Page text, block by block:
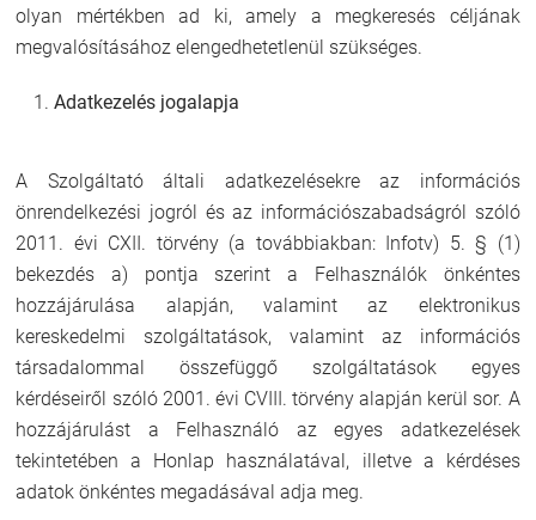
olyan mértékben ad ki, amely a megkeresés céljának
megvalósításához elengedhetetlenül szükséges.
Adatkezelés jogalapja
A Szolgáltató általi adatkezelésekre az információs
önrendelkezési jogról és az információszabadságról szóló
2011. évi CXII. törvény (a továbbiakban: Infotv) 5. § (1)
bekezdés a) pontja szerint a Felhasználók önkéntes
hozzájárulása alapján, valamint az elektronikus
kereskedelmi szolgáltatások, valamint az információs
társadalommal összefüggő szolgáltatások egyes
kérdéseiről szóló 2001. évi CVIII. törvény alapján kerül sor. A
hozzájárulást a Felhasználó az egyes adatkezelések
tekintetében a Honlap használatával, illetve a kérdéses
adatok önkéntes megadásával adja meg.